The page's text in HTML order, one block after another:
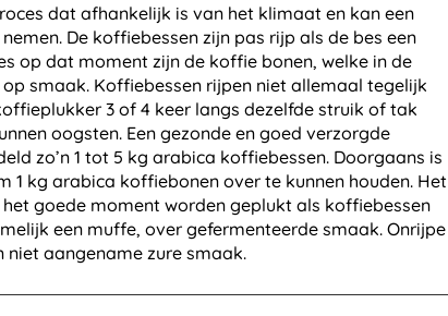
dat afhankelijk is van het klimaat en kan een
De koffiebessen zijn pas rijp als de bes een
op dat moment zijn de koffie bonen, welke in de
smaak. Koffiebessen rijpen niet allemaal tegelijk
3 of 4 keer langs dezelfde struik of tak
oogsten. Een gezonde en goed verzorgde
zo’n 1 tot 5 kg arabica koffiebessen. Doorgaans is
1 kg arabica koffiebonen over te kunnen houden. Het
goede moment worden geplukt als koffiebessen
een muffe, over gefermenteerde smaak. Onrijpe
niet aangename zure smaak.